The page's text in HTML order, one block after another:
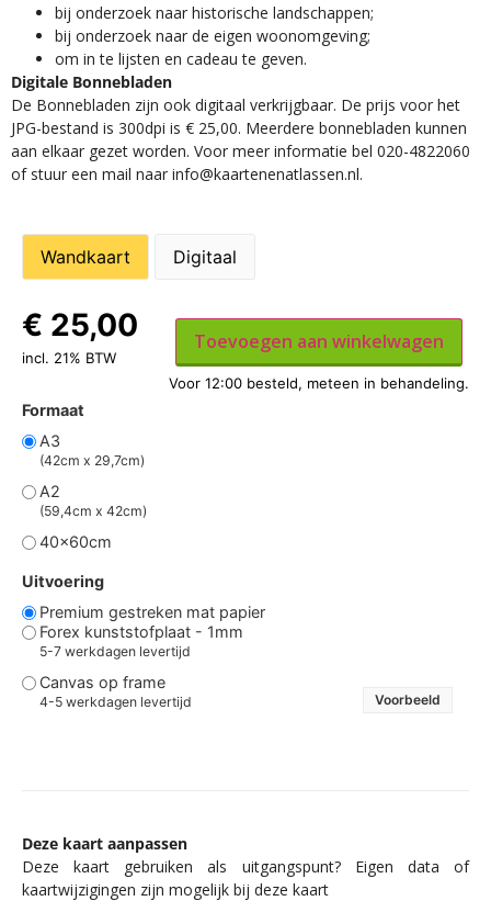
​bij onderzoek naar historische landschappen;
bij onderzoek naar de eigen woonomgeving;
om in te lijsten en cadeau te geven.
Digitale Bonnebladen
De Bonnebladen zijn ook digitaal verkrijgbaar. De prijs voor het
JPG-bestand is 300dpi is € 25,00. Meerdere bonnebladen kunnen
aan elkaar gezet worden. Voor meer informatie bel 020-4822060
of stuur een mail naar info@kaartenenatlassen.nl.
Wandkaart Digitaal
Formaat
A3
(42cm x 29,7cm)
A2
(59,4cm x 42cm)
40x60cm
Uitvoering
Premium gestreken mat papier
Forex kunststofplaat - 1mm
5-7 werkdagen levertijd
Canvas op frame
4-5 werkdagen levertijd Voorbeeld
€ 25,00
incl. 21% BTW
Toevoegen aan winkelwagen
Deze kaart aanpassen
Deze kaart gebruiken als uitgangspunt? Eigen data of
kaartwijzigingen zijn mogelijk bij deze kaart